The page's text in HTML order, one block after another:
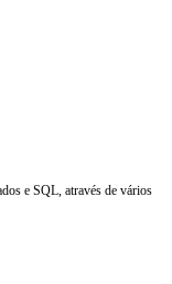
e SQL, através de vários